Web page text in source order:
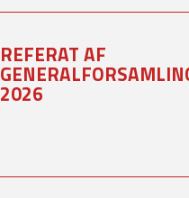
REFERAT AF
2026